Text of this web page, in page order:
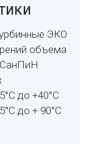
ЭКО
объема
СанПиН
до +40°С
до + 90°С